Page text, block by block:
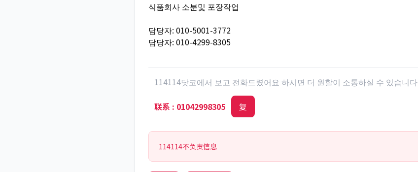
식품회사 소분및 포장작업
담당자: 010-5001-3772
담당자: 010-4299-8305
114114닷코에서 보고 전화드렸어요 하시면 더 원할이 소통하실 수 있습니다
联系 : 01042998305 复
114114不负责信息